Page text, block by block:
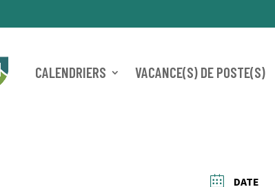
CALENDRIERS VACANCE(S) DE POSTE(S)
DATE